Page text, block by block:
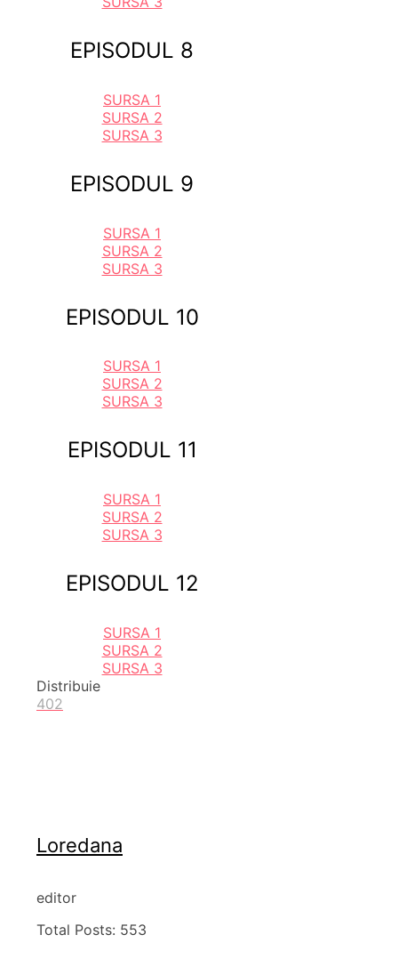
EPISODUL 8
SURSA 1
SURSA 2
SURSA 3
EPISODUL 9
SURSA 1
SURSA 2
SURSA 3
EPISODUL 10
SURSA 1
SURSA 2
SURSA 3
EPISODUL 11
SURSA 1
SURSA 2
SURSA 3
EPISODUL 12
SURSA 1
SURSA 2
SURSA 3
Distribuie
402
Loredana
editor
Total Posts: 553